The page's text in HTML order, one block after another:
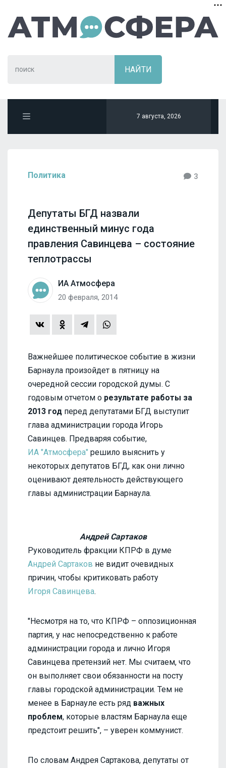
7 августа, 2026
Политика 3
Депутаты БГД назвали
единственный минус года
правления Савинцева – состояние
теплотрассы
ИА Атмосфера
20 февраля, 2014
Важнейшее политическое событие в жизни
Барнаула произойдет в пятницу на
очередной сессии городской думы. С
годовым отчетом о результате работы за
2013 год перед депутатами БГД выступит
глава администрации города Игорь
Савинцев. Предваряя событие,
ИА "Атмосфера" решило выяснить у
некоторых депутатов БГД, как они лично
оценивают деятельность действующего
главы администрации Барнаула.
Андрей Сартаков
Руководитель фракции КПРФ в думе
Андрей Сартаков не видит очевидных
причин, чтобы критиковать работу
Игоря Савинцева.
"Несмотря на то, что КПРФ – оппозиционная
партия, у нас непосредственно к работе
администрации города и лично Игоря
Савинцева претензий нет. Мы считаем, что
он выполняет свои обязанности на посту
главы городской администрации. Тем не
менее в Барнауле есть ряд важных
проблем, которые властям Барнаула еще
предстоит решить", – уверен коммунист.
По словам Андрея Сартакова, депутаты от